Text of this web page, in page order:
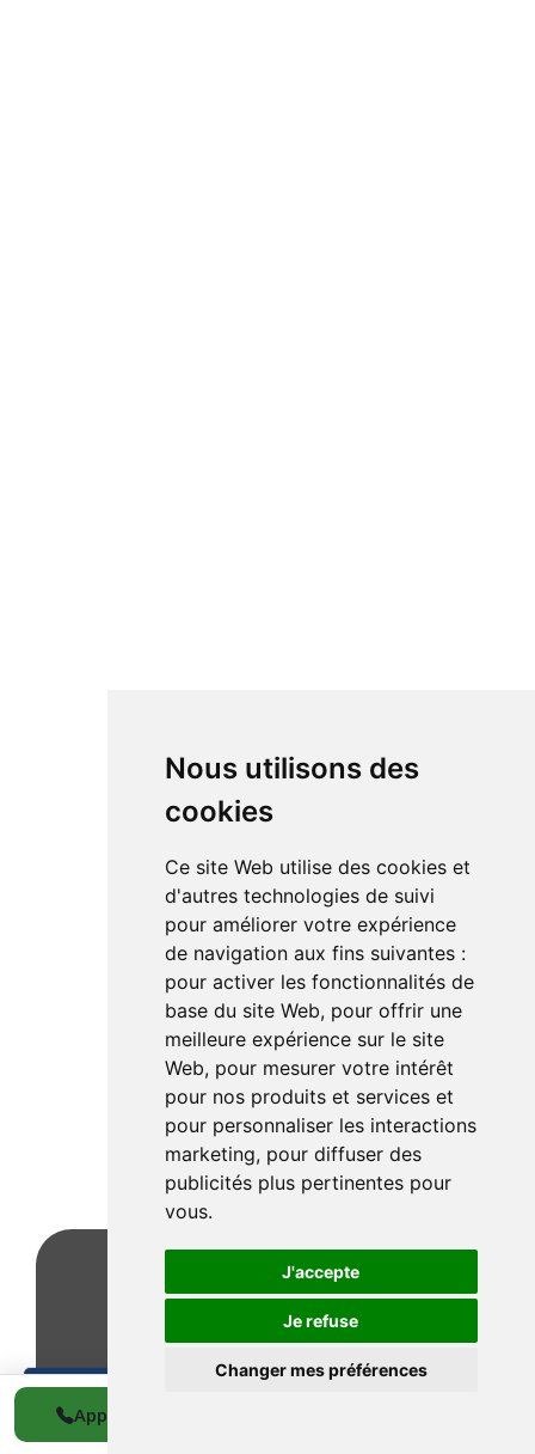
Nous utilisons des
cookies
Ce site Web utilise des cookies et
d'autres technologies de suivi
pour améliorer votre expérience
de navigation aux fins suivantes :
pour activer les fonctionnalités de
base du site Web, pour offrir une
meilleure expérience sur le site
Web, pour mesurer votre intérêt
pour nos produits et services et
pour personnaliser les interactions
marketing, pour diffuser des
publicités plus pertinentes pour
vous.
J'accepte
Je refuse
Changer mes préférences
APRÈS
Cuisine vidée et nettoyée
0489 536 272
Appeler